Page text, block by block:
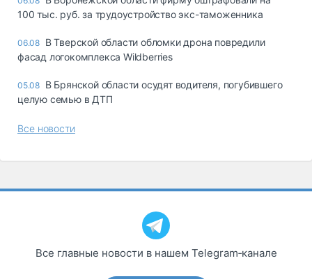
100 тыс. руб. за трудоустройство экс-таможенника
06.08 В Тверской области обломки дрона повредили
фасад логокомплекса Wildberries
05.08 В Брянской области осудят водителя, погубившего
целую семью в ДТП
Все новости
Все главные новости в нашем Telegram‑канале